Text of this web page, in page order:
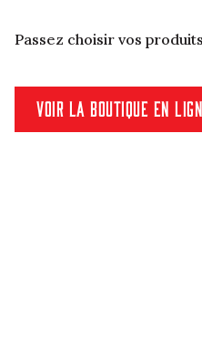
Passez choisir vos
VOIR LA BOUTIQUE EN